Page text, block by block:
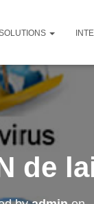
de